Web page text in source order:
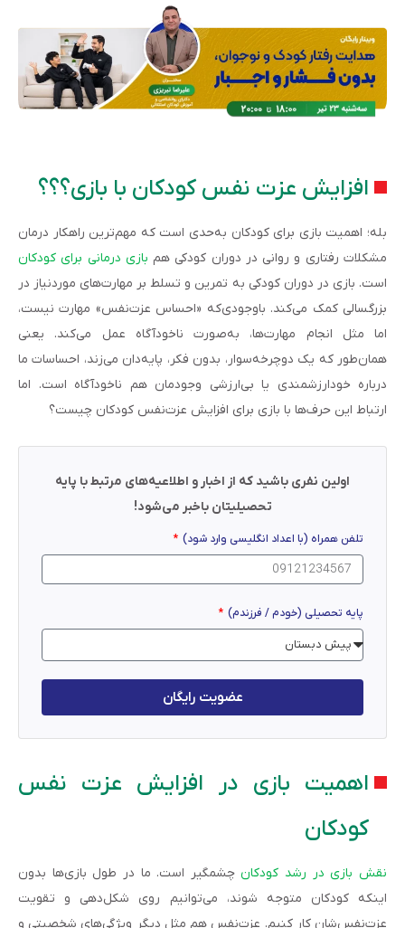
افزایش عزت نفس کودکان با بازی؟؟؟
بله؛ اهمیت بازی برای کودکان به‌حدی است که مهم‌ترین راهکار درمان
مشکلات رفتاری و روانی در دوران کودکی هم بازی درمانی برای کودکان
است. بازی در دوران کودکی به تمرین و تسلط بر مهارت‌های موردنیاز در
بزرگسالی کمک می‌کند. باوجودی‌که «احساس عزت‌نفس» مهارت نیست،
اما مثل انجام مهارت‌ها، به‌صورت ناخودآگاه عمل می‌کند. یعنی
همان‌طور که یک دوچرخه‌سوار، بدون فکر، پایه‌دان می‌زند، احساسات ما
درباره خودارزشمندی یا بی‌ارزشی وجود‌مان هم ناخودآگاه است. اما
ارتباط این حرف‌ها با بازی برای افزایش عزت‌نفس کودکان چیست؟
اولین نفری باشید که از اخبار و اطلاعیه‌های مرتبط با پایه
تحصیلیتان باخبر می‌شود!
تلفن همراه (با اعداد انگلیسی وارد شود)
پایه تحصیلی (خودم / فرزندم)
عضویت رایگان
اهمیت بازی در افزایش عزت نفس
کودکان
نقش بازی در رشد کودکان چشمگیر است. ما در طول بازی‌ها بدون
اینکه کودکان متوجه شوند، می‌توانیم روی شکل‌دهی و تقویت
عزت‌نفس‌شان کار کنیم. عزت‌نفس هم مثل دیگر ویژگی‌های شخصیتی و